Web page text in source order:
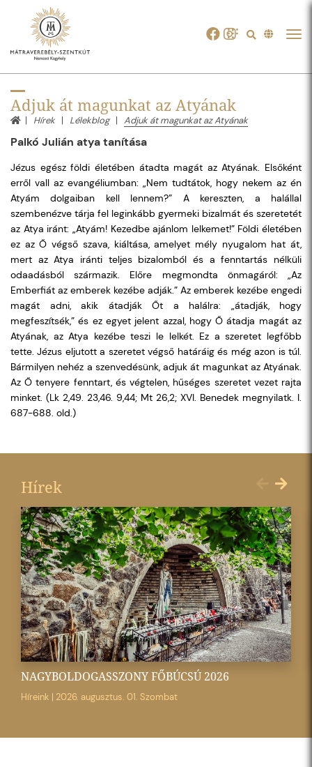
Adjuk át magunkat az Atyának
Hírek Lélekblog Adjuk át magunkat az Atyának
Palkó Julián atya tanítása
Jézus egész földi életében átadta magát az Atyának. Elsőként
erről vall az evangéliumban: „Nem tudtátok, hogy nekem az én
Atyám dolgaiban kell lennem?” A kereszten, a halállal
szembenézve tárja fel leginkább gyermeki bizalmát és szeretetét
az Atya iránt: „Atyám! Kezedbe ajánlom lelkemet!” Földi életében
ez az Ő végső szava, kiáltása, amelyet mély nyugalom hat át,
mert az Atya iránti teljes bizalomból és a fenntartás nélküli
odaadásból származik. Előre megmondta önmagáról: „Az
Emberfiát az emberek kezébe adják.” Az emberek kezébe engedi
magát adni, akik átadják Őt a halálra: „átadják, hogy
megfeszítsék,” és ez egyet jelent azzal, hogy Ő átadja magát az
Atyának, az Atya kezébe teszi le lelkét. Ez a szeretet legfőbb
tette. Jézus eljutott a szeretet végső határáig és még azon is túl.
Bármilyen nehéz a szenvedésünk, adjuk át magunkat az Atyának.
Az Ő tenyere fenntart, és végtelen, hűséges szeretet vezet rajta
minket. (Lk 2,49. 23,46. 9,44; Mt 26,2; XVI. Benedek megnyilatk. I.
687-688. old.)
Hírek
NAGYBOLDOGASSZONY FŐBÚCSÚ 2026
Híreink | 2026. augusztus. 01. Szombat